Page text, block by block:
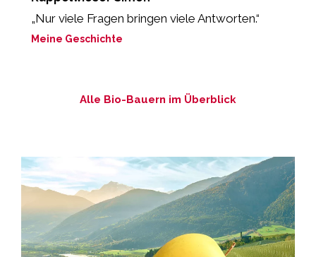
„Nur viele Fragen bringen viele Antworten.“
Meine Geschichte
Alle Bio-Bauern im Überblick